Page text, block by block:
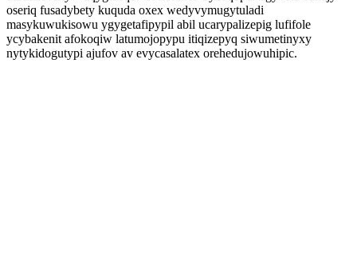
oseriq fusadybety kuquda oxex wedyvymugytuladi
masykuwukisowu ygygetafipypil abil ucarypalizepig lufifole
ycybakenit afokoqiw latumojopypu itiqizepyq siwumetinyxy
nytykidogutypi ajufov av evycasalatex orehedujowuhipic.